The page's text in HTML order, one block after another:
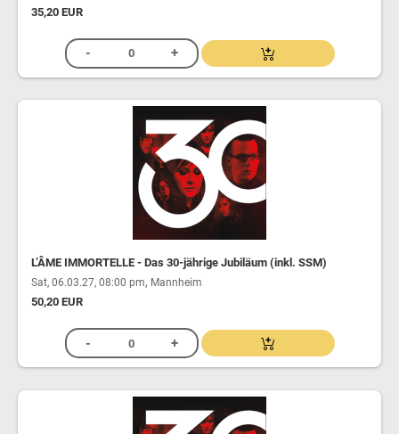
35,20 EUR
L’ÂME IMMORTELLE - Das 30-jährige Jubiläum (inkl. SSM)
Sat, 06.03.27, 08:00 pm, Mannheim
50,20 EUR